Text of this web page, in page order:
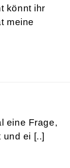
könnt ihr
meine
eine Frage,
und ei [..]